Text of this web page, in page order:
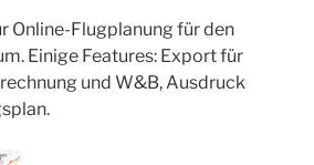
Online-Flugplanung für den
Einige Features: Export für
und W&B, Ausdruck